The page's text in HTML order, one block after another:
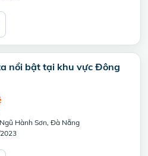
nổi bật tại khu vực Đông
Hành Sơn, Đà Nẵng